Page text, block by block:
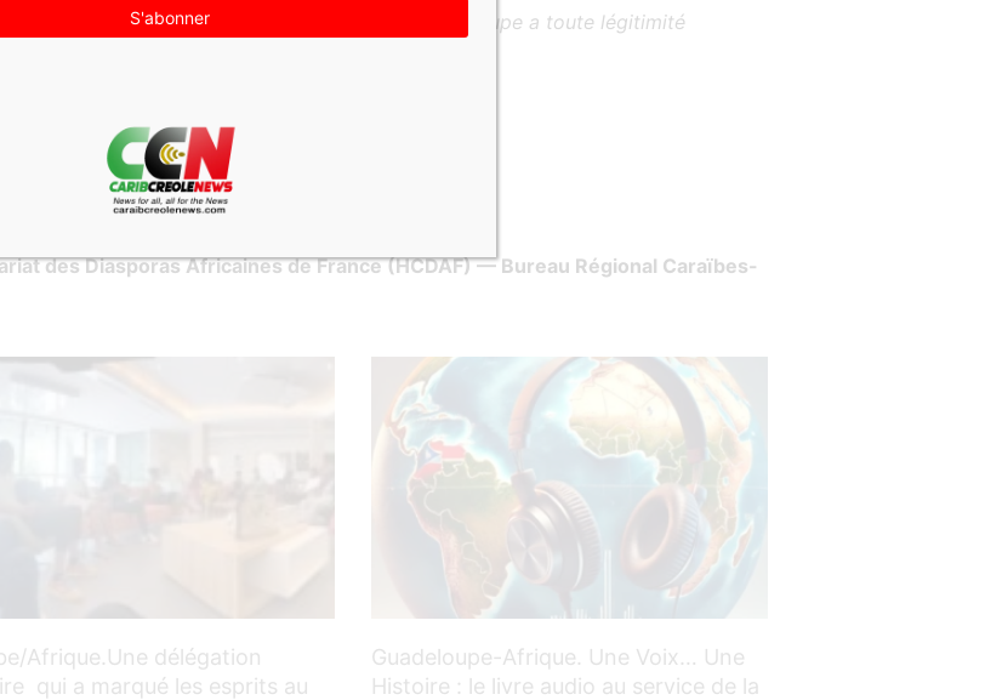
pilier de notre stratégie internationale. La Guadeloupe a toute légitimité
de France
des Diasporas Africaines de France (HCDAF) — Bureau Régional Caraïbes-
Afrique.Une délégation
qui a marqué les esprits au
Guadeloupe-Afrique. Une Voix… Une
Histoire : le livre audio au service de la